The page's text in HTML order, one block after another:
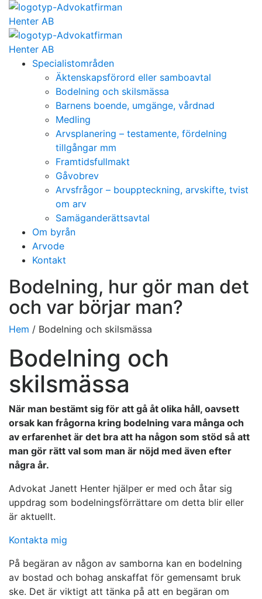
Specialistområden
Äktenskapsförord eller samboavtal
Bodelning och skilsmässa
Barnens boende, umgänge, vårdnad
Medling
Arvsplanering – testamente, fördelning
tillgångar mm
Framtidsfullmakt
Gåvobrev
Arvsfrågor – bouppteckning, arvskifte, tvist
om arv
Samäganderättsavtal
Om byrån
Arvode
Kontakt
Bodelning, hur gör man det
och var börjar man?
Hem / Bodelning och skilsmässa
Bodelning och
skilsmässa
När man bestämt sig för att gå åt olika håll, oavsett
orsak kan frågorna kring bodelning vara många och
av erfarenhet är det bra att ha någon som stöd så att
man gör rätt val som man är nöjd med även efter
några år.
Advokat Janett Henter hjälper er med och åtar sig
uppdrag som bodelningsförrättare om detta blir eller
är aktuellt.
Kontakta mig
På begäran av någon av samborna kan en bodelning
av bostad och bohag anskaffat för gemensamt bruk
ske. Det är viktigt att tänka på att en begäran om